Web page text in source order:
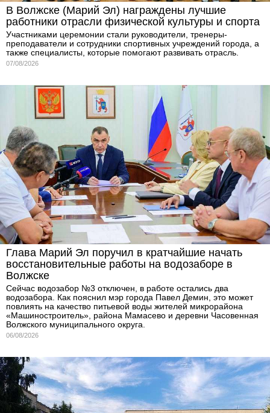
В Волжске (Марий Эл) награждены лучшие
работники отрасли физической культуры и спорта
Участниками церемонии стали руководители, тренеры-
преподаватели и сотрудники спортивных учреждений города, а
также специалисты, которые помогают развивать отрасль.
07/08/2026
Глава Марий Эл поручил в кратчайшие начать
восстановительные работы на водозаборе в
Волжске
Сейчас водозабор №3 отключен, в работе остались два
водозабора. Как пояснил мэр города Павел Демин, это может
повлиять на качество питьевой воды жителей микрорайона
«Машиностроитель», района Мамасево и деревни Часовенная
Волжского муниципального округа.
06/08/2026